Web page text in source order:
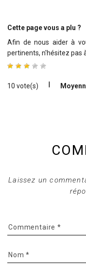
Cette page vous a plu ?
Afin de nous aider à
pertinents, n'hésitez pas
10 vote(s) I
Laissez un